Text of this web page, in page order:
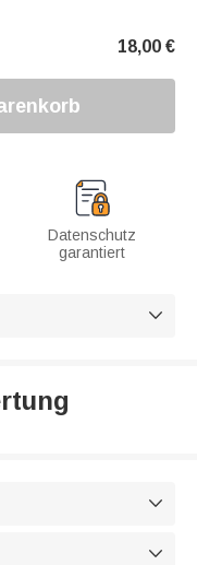
18,00 €
Datenschutz
garantiert


